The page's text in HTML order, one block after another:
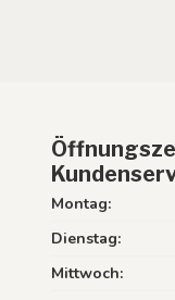
Montag:
Dienstag:
Mittwoch: